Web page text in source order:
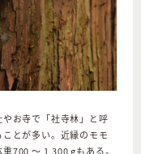
お寺で「社寺林」と呼
とが多い。近縁のモモ
700 ～ 1,300 gもある。